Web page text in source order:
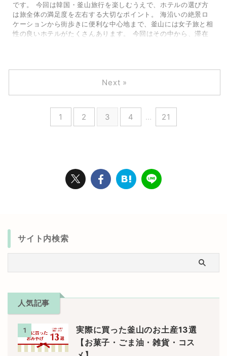
です。 今回は韓国・釜山旅行を楽しむうえで、ホテルの選び方
は旅全体の満足度を左右する大切なポイント。 海沿いの絶景ロ
ケーションから街歩きに便利な中心地まで、釜山には女子旅と相
性の良いホテルがたくさんあります。 今回はその中から、滞在
央駅・海 ...
1 2 3 4 … 21
Next »
サイト内検索
人気記事
1
実際に買った釜山のお土産13選
【お菓子・ごま油・雑貨・コス